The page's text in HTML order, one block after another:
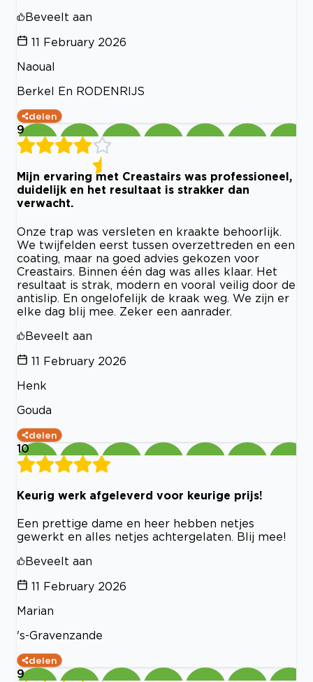
Beveelt aan
11 February 2026
Naoual
Berkel En RODENRIJS
delen
9
Mijn ervaring met Creastairs was professioneel,
duidelijk en het resultaat is strakker dan
verwacht.
Onze trap was versleten en kraakte behoorlijk.
We twijfelden eerst tussen overzettreden en een
coating, maar na goed advies gekozen voor
Creastairs. Binnen één dag was alles klaar. Het
resultaat is strak, modern en vooral veilig door de
antislip. En ongelofelijk de kraak weg. We zijn er
elke dag blij mee. Zeker een aanrader.
Beveelt aan
11 February 2026
Henk
Gouda
delen
10
Keurig werk afgeleverd voor keurige prijs!
Een prettige dame en heer hebben netjes
gewerkt en alles netjes achtergelaten. Blij mee!
Beveelt aan
11 February 2026
Marian
's-Gravenzande
delen
9